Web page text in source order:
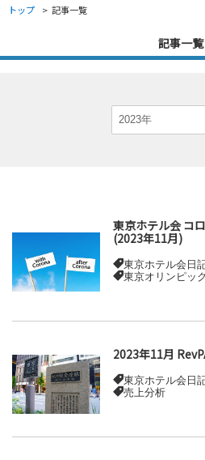
トップ 記事一覧
記事一覧
東京ホテル会 コ
(2023年11月)
東京ホテル会日
東京オリンピック
2023年11月
東京ホテル会日
売上分析